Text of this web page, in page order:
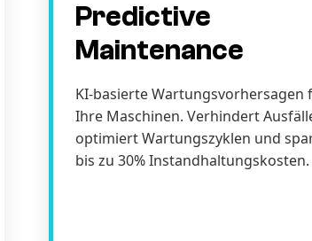
Predictive
Maintenance
KI-basierte Wartungsvorhersagen
Ihre Maschinen. Verhindert
optimiert Wartungszyklen und
bis zu 30% Instandhaltungskosten.